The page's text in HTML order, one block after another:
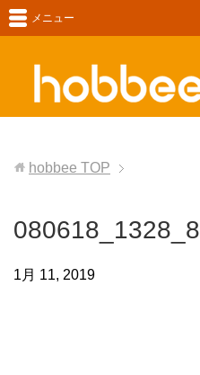
メニュー
hobbee TOP
080618_1328_8
1月 11, 2019